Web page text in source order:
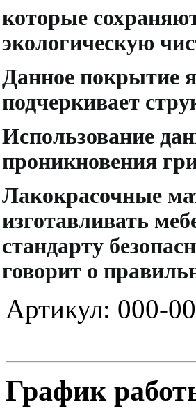
которые
экологическую
Данное покрытие
подчеркивает
Использование
проникновения
Лакокрасочные
изготавливать
стандарту
говорит о
Артикул: 000-
График